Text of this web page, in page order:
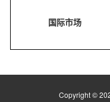
国际市场
Copyright ©